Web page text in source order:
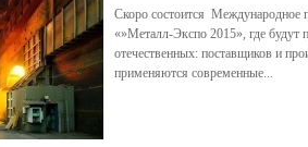
Скоро состоится Международное
«»Металл-Экспо 2015», где будут
отечественных: поставщиков и
применяются современные...